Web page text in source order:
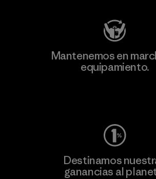
Mantenemos en
equipamiento.
Destinamos
ganancias al